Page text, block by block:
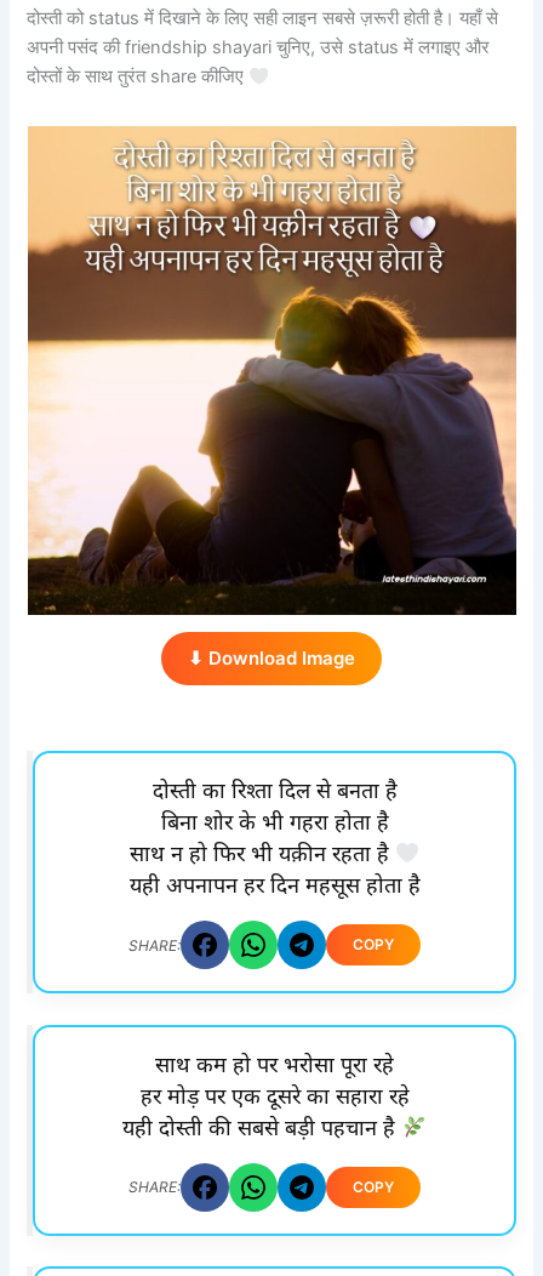
दोस्ती को status में दिखाने के लिए सही लाइन सबसे ज़रूरी होती है। यहाँ से
अपनी पसंद की friendship shayari चुनिए, उसे status में लगाइए और
दोस्तों के साथ तुरंत share कीजिए
⬇ Download Image
दोस्ती का रिश्ता दिल से बनता है
बिना शोर के भी गहरा होता है
साथ न हो फिर भी यक़ीन रहता है
यही अपनापन हर दिन महसूस होता है
SHARE: COPY
साथ कम हो पर भरोसा पूरा रहे
हर मोड़ पर एक दूसरे का सहारा रहे
यही दोस्ती की सबसे बड़ी पहचान है
SHARE: COPY